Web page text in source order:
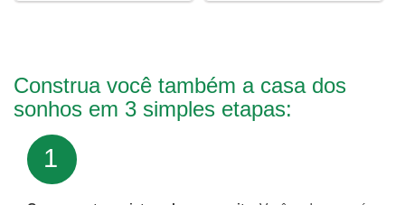
Construa você também a casa dos
sonhos em 3 simples etapas:
1